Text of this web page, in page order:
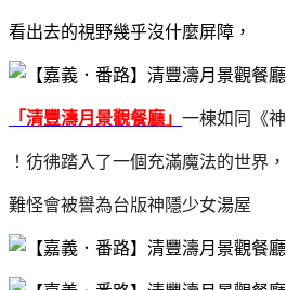
看出去的視野幾乎沒什麼屏障，
「清豐濤月景觀餐廳」 一棟如同《
！彷彿踏入了一個充滿魔法的世界，
難怪會被譽為台版神隱少女湯屋